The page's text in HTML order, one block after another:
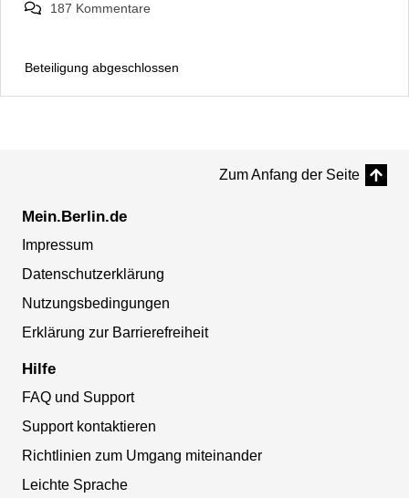
187 Kommentare
Beteiligung abgeschlossen
Zum Anfang der Seite
Mein.Berlin.de
Impressum
Datenschutzerklärung
Nutzungsbedingungen
Erklärung zur Barrierefreiheit
Hilfe
FAQ und Support
Support kontaktieren
Richtlinien zum Umgang miteinander
Leichte Sprache